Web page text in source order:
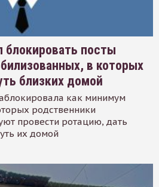
блокировать посты
в которых
близких домой
как минимум
родственники
провести ротацию, дать
их домой